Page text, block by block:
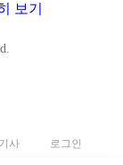
사 로그인
보기